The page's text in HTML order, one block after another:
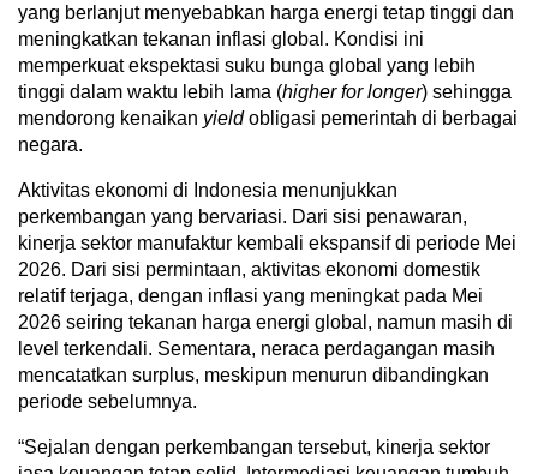
yang berlanjut menyebabkan harga energi tetap tinggi dan
meningkatkan tekanan inflasi global. Kondisi ini
memperkuat ekspektasi suku bunga global yang lebih
tinggi dalam waktu lebih lama (higher for longer) sehingga
mendorong kenaikan yieldobligasi pemerintah di berbagai
negara.
Aktivitas ekonomi di Indonesia menunjukkan
perkembangan yang bervariasi. Dari sisi penawaran,
kinerja sektor manufaktur kembali ekspansif di periode Mei
2026. Dari sisi permintaan, aktivitas ekonomi domestik
relatif terjaga, dengan inflasi yang meningkat pada Mei
2026 seiring tekanan harga energi global, namun masih di
level terkendali. Sementara, neraca perdagangan masih
mencatatkan surplus, meskipun menurun dibandingkan
periode sebelumnya.
“Sejalan dengan perkembangan tersebut, kinerja sektor